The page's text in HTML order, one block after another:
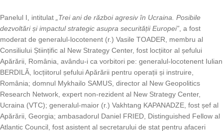
Panelul I, intitulat „Trei ani de război agresiv în Ucraina. Posibile
dezvoltări și impactul strategic asupra securității Europei”, a fost
moderat de generalul-locotenent (r.) Vasile TOADER, membru al
Consiliului Științific al New Strategy Center, fost locțiitor al șefului
Apărării, România, avându-i ca vorbitori pe: generalul-locotenent Iulian
BERDILĂ, locțiitorul șefului Apărării pentru operații și instruire,
România; domnul Mykhailo SAMUS, director al New Geopolitics
Research Network, expert non-rezident al New Strategy Center,
Ucraina (VTC); generalul-maior (r.) Vakhtang KAPANADZE, fost șef al
Apărării, Georgia; ambasadorul Daniel FRIED, Distinguished Fellow al
Atlantic Council, fost asistent al secretarului de stat pentru afaceri